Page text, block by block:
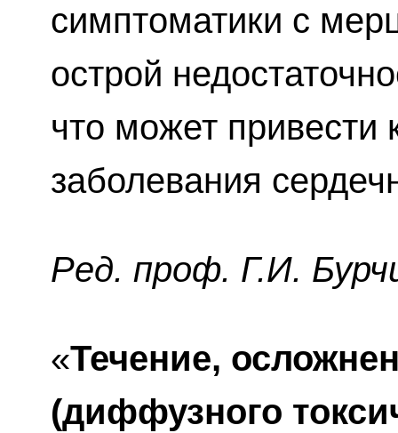
симптоматики с
острой
что может привести
заболевания
Ред. проф. Г.И.
«Течение,
(диффузного